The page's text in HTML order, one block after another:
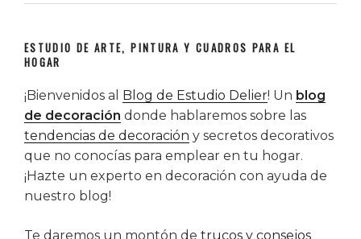
ESTUDIO DE ARTE, PINTURA Y CUADROS PARA EL
HOGAR
¡Bienvenidos al Blog de Estudio Delier! Un blog
de decoración donde hablaremos sobre las
tendencias de decoración y secretos decorativos
que no conocías para emplear en tu hogar.
¡Hazte un experto en decoración con ayuda de
nuestro blog!
Te daremos un montón de trucos y consejos